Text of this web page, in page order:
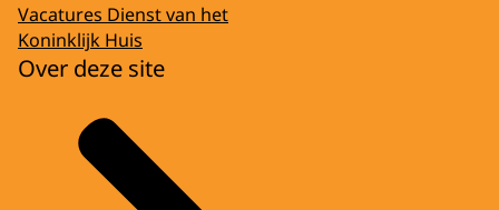
Vacatures Dienst van het
Koninklijk Huis
Over deze site